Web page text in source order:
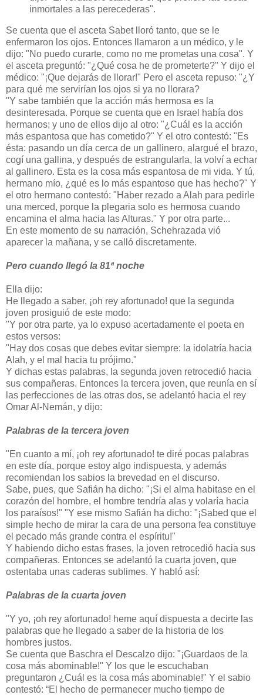
inmortales a las perecederas".
Se cuenta que el asceta Sabet lloró tanto, que se le
enfermaron los ojos. Entonces llamaron a un médico, y le
dijo: "No puedo curarte, como no me prometas una cosa". Y
el asceta preguntó: "¿Qué cosa he de prometerte?" Y dijo el
médico: "¡Que dejarás de llorar!" Pero el asceta repuso: "¿Y
para qué me servirían los ojos si ya no llorara?
"Y sabe también que la acción más hermosa es la
desinteresada. Porque se cuenta que en Israel había dos
hermanos; y uno de ellos dijo al otro: "¿Cuál es la acción
más espantosa que has cometido?" Y el otro contestó: "Es
ésta: pasando un día cerca de un gallinero, alargué el brazo,
cogí una gallina, y después de estrangularla, la volví a echar
al gallinero. Esta es la cosa más espantosa de mi vida. Y tú,
hermano mío, ¿qué es lo más espantoso que has hecho?" Y
el otro hermano contestó: "Haber rezado a Alah para pedirle
una merced, porque la plegaria solo es hermosa cuando
encamina el alma hacia las Alturas." Y por otra parte...
En este momento de su narración, Schehrazada vió
aparecer la mañana, y se calló discretamente.
Pero cuando llegó la 81ª noche
Ella dijo:
He llegado a saber, ¡oh rey afortunado! que la segunda
joven prosiguió de este modo:
"Y por otra parte, ya lo expuso acertadamente el poeta en
estos versos:
"Hay dos cosas que debes evitar siempre: la idolatría hacia
Alah, y el mal hacia tu prójimo."
Y dichas estas palabras, la segunda joven retrocedió hacia
sus compañeras. Entonces la tercera joven, que reunía en sí
las perfecciones de las otras dos, se adelantó hacia el rey
Omar Al-Nemán, y dijo:
Palabras de la tercera joven
"En cuanto a mí, ¡oh rey afortunado! te diré pocas palabras
en este día, porque estoy algo indispuesta, y además
recomiendan los sabios la brevedad en el discurso.
Sabe, pues, que Safián ha dicho: "¡Si el alma habitase en el
corazón del hombre, el hombre tendría alas y volaría hacia
los paraísos!" "Y ese mismo Safián ha dicho: "¡Sabed que el
simple hecho de mirar la cara de una persona fea constituye
el pecado más grande contra el espíritu!"
Y habiendo dicho estas frases, la joven retrocedió hacia sus
compañeras. Entonces se adelantó la cuarta joven, que
ostentaba unas caderas sublimes. Y habló así:
Palabras de la cuarta joven
"Y yo, ¡oh rey afortunado! heme aquí dispuesta a decirte las
palabras que he llegado a saber de la historia de los
hombres justos.
Se cuenta que Baschra el Descalzo dijo: "¡Guardaos de la
cosa más abominable!" Y los que le escuchaban
preguntaron ¿Cuál es la cosa más abominable!" Y el sabio
contestó: “El hecho de permanecer mucho tiempo de